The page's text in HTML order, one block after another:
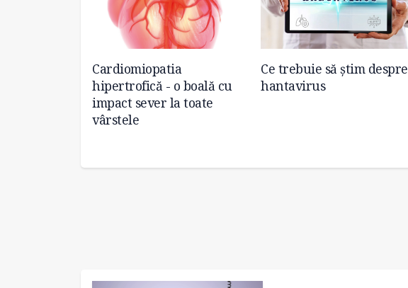
Cardiomiopatia
hipertrofică - o boală cu
impact sever la toate
vârstele
Ce trebuie să știm despre
hantavirus